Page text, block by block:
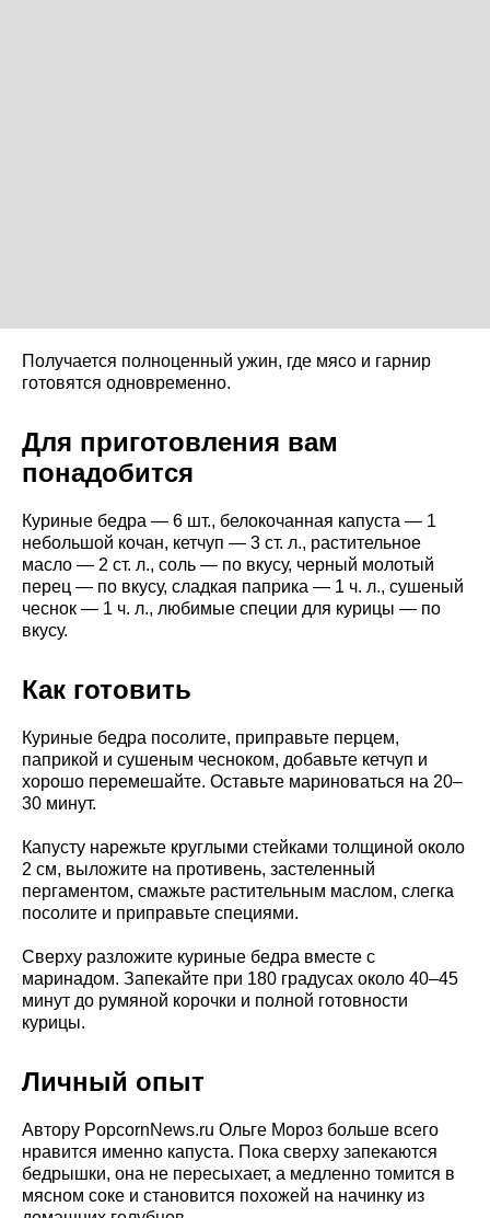
Получается полноценный ужин, где мясо и гарнир
готовятся одновременно.
Для приготовления вам
понадобится
Куриные бедра — 6 шт., белокочанная капуста — 1
небольшой кочан, кетчуп — 3 ст. л., растительное
масло — 2 ст. л., соль — по вкусу, черный молотый
перец — по вкусу, сладкая паприка — 1 ч. л., сушеный
чеснок — 1 ч. л., любимые специи для курицы — по
вкусу.
Как готовить
Куриные бедра посолите, приправьте перцем,
паприкой и сушеным чесноком, добавьте кетчуп и
хорошо перемешайте. Оставьте мариноваться на 20–
30 минут.
Капусту нарежьте круглыми стейками толщиной около
2 см, выложите на противень, застеленный
пергаментом, смажьте растительным маслом, слегка
посолите и приправьте специями.
Сверху разложите куриные бедра вместе с
маринадом. Запекайте при 180 градусах около 40–45
минут до румяной корочки и полной готовности
курицы.
Личный опыт
Автору PopcornNews.ru Ольге Мороз больше всего
нравится именно капуста. Пока сверху запекаются
бедрышки, она не пересыхает, а медленно томится в
мясном соке и становится похожей на начинку из